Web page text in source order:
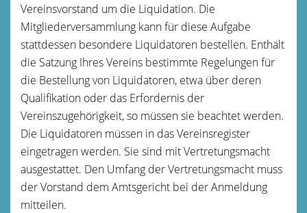
Vereinsvorstand um die Liquidation. Die
Mitgliederversammlung kann für diese Aufgabe
stattdessen besondere Liquidatoren bestellen. Enthält
die Satzung Ihres Vereins bestimmte Regelungen für
die Bestellung von Liquidatoren, etwa über deren
Qualifikation oder das Erfordernis der
Vereinszugehörigkeit, so müssen sie beachtet werden.
Die Liquidatoren müssen in das Vereinsregister
eingetragen werden. Sie sind mit Vertretungsmacht
ausgestattet. Den Umfang der Vertretungsmacht muss
der Vorstand dem Amtsgericht bei der Anmeldung
mitteilen.